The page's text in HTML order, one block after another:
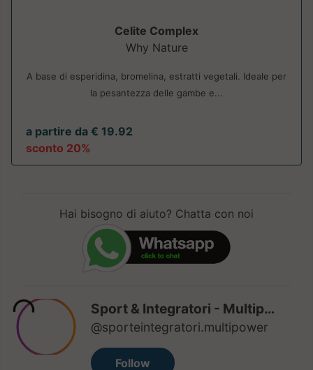
Celite Complex
Why Nature
A base di esperidina, bromelina, estratti vegetali. Ideale per
la pesantezza delle gambe e...
a partire da € 19.92
sconto 20%
Hai bisogno di aiuto? Chatta con noi